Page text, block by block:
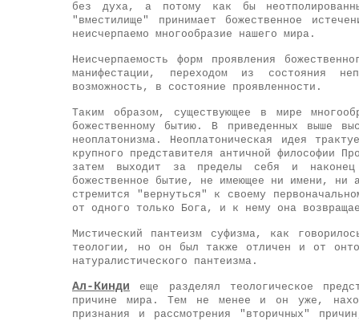
без духа, а потому как бы
"вместилище" принимает божественное
неисчерпаемо многообразие нашего мира.
Неисчерпаемость форм проявления
манифестации, переходом из состояния
возможность, в состояние проявленности.
Таким образом, существующее в мире
божественному бытию. В приведенных выше
неоплатонизма. Неоплатоническая идея
крупного представителя античной философии
затем выходит за пределы себя и
божественное бытие, не имеющее ни имени, ни
стремится "вернуться" к своему
от одного только Бога, и к нему она
Мистический пантеизм суфизма, как
теологии, но он был также отличен и от
натуралистического пантеизма.
Ал-Кинди еще разделял теологическое
причине мира. Тем не менее и он уже,
признания и рассмотрения "вторичных"